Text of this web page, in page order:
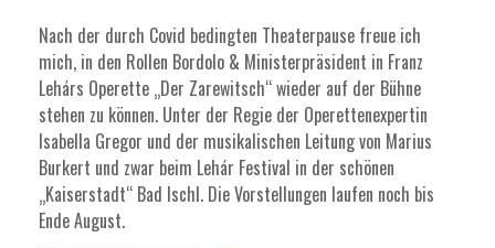
Nach der durch Covid bedingten Theaterpause freue ich
mich, in den Rollen Bordolo & Ministerpräsident in Franz
Lehárs Operette „Der Zarewitsch“ wieder auf der Bühne
stehen zu können. Unter der Regie der Operettenexpertin
Isabella Gregor und der musikalischen Leitung von Marius
Burkert und zwar beim Lehár Festival in der schönen
„Kaiserstadt“ Bad Ischl. Die Vorstellungen laufen noch bis
Ende August.